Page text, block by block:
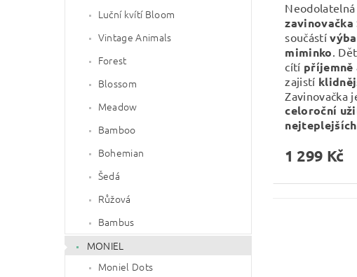
Luční kvítí Bloom
Vintage Animals
Forest
Blossom
Meadow
Bamboo
Bohemian
Šedá
Růžová
Bambus
MONIEL
Moniel Dots
Neodolatelná
zavinovačka
součástí
miminko.
cítí příjemně
zajistí
Zavinovačka
celoroční
1 299 Kč